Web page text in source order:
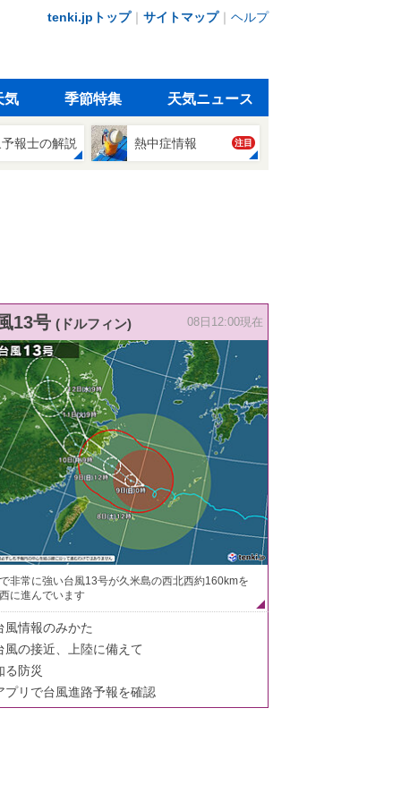
tenki.jpトップ｜ サイトマップ｜ ヘルプ
気 季節特集 天気ニュース
報士の解説 熱中症情報 注目
13号 (ドルフィン) 08日12:00現在
非常に強い台風13号が久米島の西北西約160kmを
に進んでいます
風情報のみかた
風の接近、上陸に備えて
る防災
プリで台風進路予報を確認